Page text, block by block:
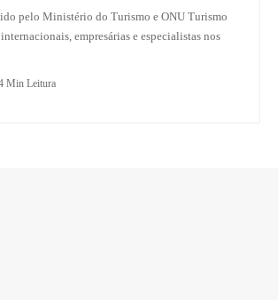
pelo Ministério do Turismo e ONU Turismo
empresárias e especialistas nos
Min Leitura